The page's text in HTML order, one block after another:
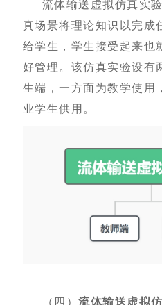
流体输送虚拟仿真实
真场景将理论知识以完成
给学生，学生接受起来也
好管理。该仿真实验设有
生端，一方面为教学使用
业学生供用。
（四）流体输送虚拟